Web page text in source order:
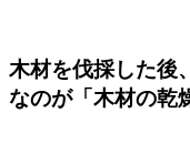
木材を伐採した後
なのが「木材の乾